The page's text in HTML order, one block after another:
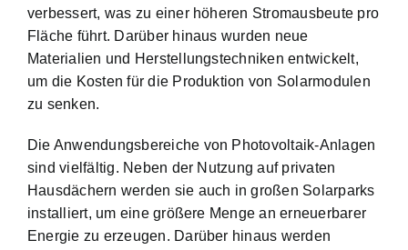
verbessert, was zu einer höheren Stromausbeute pro
Fläche führt. Darüber hinaus wurden neue
Materialien und Herstellungstechniken entwickelt,
um die Kosten für die Produktion von Solarmodulen
zu senken.
Die Anwendungsbereiche von Photovoltaik-Anlagen
sind vielfältig. Neben der Nutzung auf privaten
Hausdächern werden sie auch in großen Solarparks
installiert, um eine größere Menge an erneuerbarer
Energie zu erzeugen. Darüber hinaus werden